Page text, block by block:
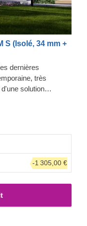
S (Isolé, 34 mm +
dernières
très
solution
jardin.
maison en bois de
pour vos activités
que l'apparence
de celle du modèle
être inclus avec ce
pour plus
-1 305,00 €